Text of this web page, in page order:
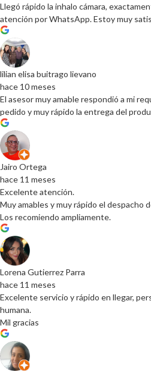
Llegó rápido la inhalo cámara,
atención por WhatsApp. Estoy muy
lilian elisa buitrago lievano
hace 10 meses
El asesor muy amable respondió a mi
pedido y muy rápido la entrega del
Jairo Ortega
hace 11 meses
Excelente atención.
Muy amables y muy rápido el despacho
Los recomiendo ampliamente.
Lorena Gutierrez Parra
hace 11 meses
Excelente servicio y rápido en llegar,
humana.
Mil gracias